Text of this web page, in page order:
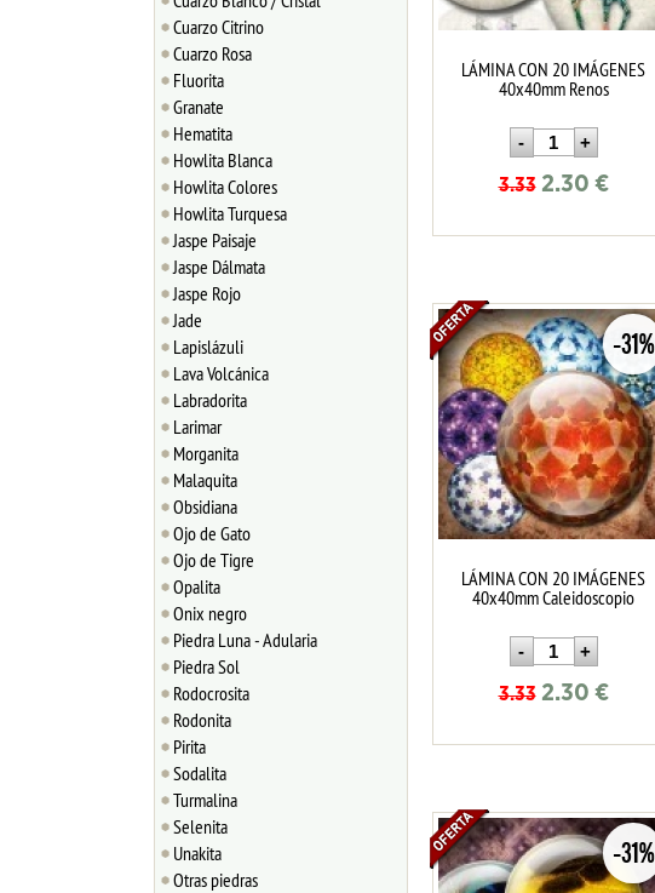
Cuarzo Citrino
Cuarzo Rosa
Fluorita
Granate
Hematita
Howlita Blanca
Howlita Colores
Howlita Turquesa
Jaspe Paisaje
Jaspe Dálmata
Jaspe Rojo
Jade
Lapislázuli
Lava Volcánica
Labradorita
Larimar
Morganita
Malaquita
Obsidiana
Ojo de Gato
Ojo de Tigre
Opalita
Onix negro
Piedra Luna - Adularia
Piedra Sol
Rodocrosita
Rodonita
Pirita
Sodalita
Turmalina
Selenita
Unakita
Otras piedras
LÁMINA CON 20 IMÁGENES
40x40mm Renos
3.33 2.30 €
-31%
LÁMINA CON 20 IMÁGENES
40x40mm Caleidoscopio
3.33 2.30 €
-31%